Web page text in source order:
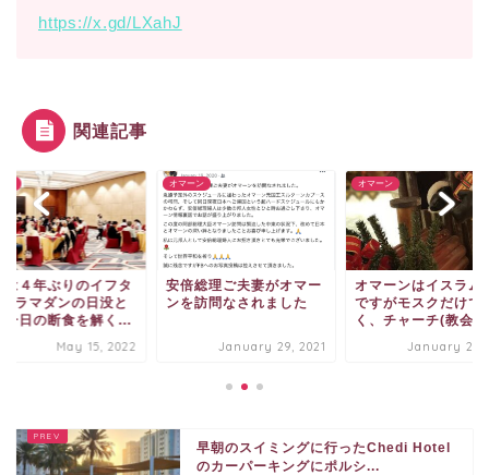
https://x.gd/LXahJ
関連記事
は４年ぶりのイフタ
(ラマダンの日没と
一日の断食を解く...
May 15, 2022
オマーン
安倍総理ご夫妻がオマー
ンを訪問なされました
January 29, 2021
オマーン
オマーンはイスラム
ですがモスクだけで
く、チャーチ(教会)
January 29,
早朝のスイミングに行ったChedi Hotel
のカーパーキングにポルシ...